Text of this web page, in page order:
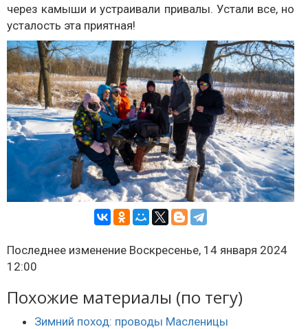
через камыши и устраивали привалы. Устали все, но
усталость эта приятная!
Последнее изменение Воскресенье, 14 января 2024
12:00
Похожие материалы (по тегу)
Зимний поход: проводы Масленицы